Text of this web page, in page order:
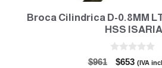
Broca Cilindrica D-0.8MM
HSS ISARIA
$961
El
$653El(IVA